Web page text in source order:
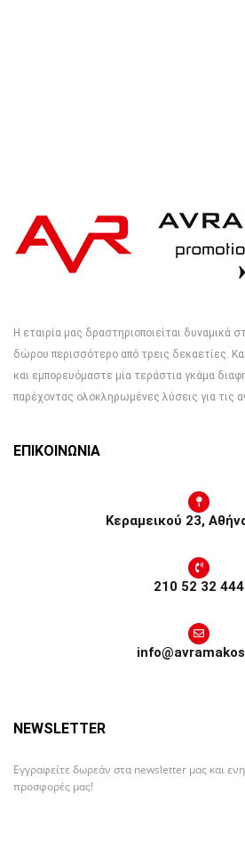
Η εταιρία μας δραστηριοποιείται δυναμικά
δώρου περισσότερο από τρεις δεκαετίες.
και εμπορευόμαστε μία τεράστια γκάμα
παρέχοντας ολοκληρωμένες λύσεις για τις
ΕΠΙΚΟΙΝΩΝΙΑ
Κεραμεικού 23,
210 52 32 444
NEWSLETTER
Εγγραφείτε δωρεάν στα newsletter μας και
προσφορές μας!